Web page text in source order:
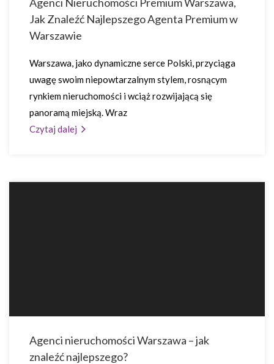
Jak Znaleźć Najlepszego Agenta Premium w
Warszawie
Warszawa, jako dynamiczne serce Polski, przyciąga
uwagę swoim niepowtarzalnym stylem, rosnącym
rynkiem nieruchomości i wciąż rozwijającą się
panoramą miejską. Wraz
Czytaj dalej
Agenci nieruchomości Warszawa – jak
znaleźć najlepszego?